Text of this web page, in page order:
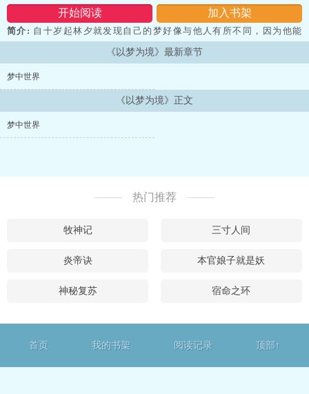
开始阅读 加入书架
简介: 自十岁起林夕就发现自己的梦好像与他人有所不同，因为他能
够在梦中清醒地活着...
《以梦为境》最新章节
梦中世界
《以梦为境》正文
梦中世界
热门推荐
牧神记 三寸人间
炎帝诀 本官娘子就是妖
神秘复苏 宿命之环
首页 我的书架 阅读记录 顶部↑